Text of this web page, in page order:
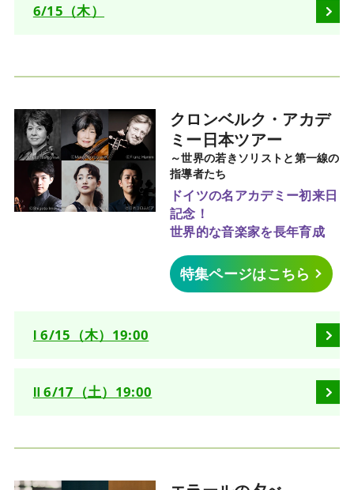
6/15（木）
クロンベルク・アカデ
ミー日本ツアー
～世界の若きソリストと第一線の
指導者たち
ドイツの名アカデミー初来日
記念！
世界的な音楽家を長年育成
特集ページはこちら
Ⅰ 6/15（木）19:00
Ⅱ 6/17（土）19:00